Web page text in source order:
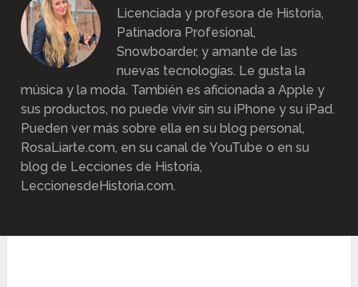
Licenciada y profesora de Historia,
Patinadora Profesional,
Snowboarder, y amante de las
nuevas tecnologías. Le gusta la
música y la moda. También es aficionada a Apple y
sus productos, no puede vivir sin su iPhone y su iPad.
Pueden ver más sobre ella en su blog personal,
RosaLiarte.com, en su canal de YouTube o en su
blog de Lecciones de Historia,
LeccionesdeHistoria.com.